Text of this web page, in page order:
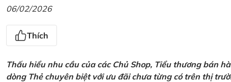
06/02/2026
Thích
Thấu hiểu nhu cầu của các Chủ Shop, Tiểu thương bán
dòng Thẻ chuyên biệt với ưu đãi chưa từng có trên thị